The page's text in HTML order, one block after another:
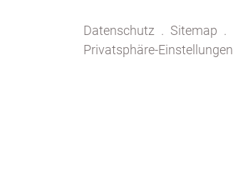
Datenschutz Sitemap
Privatsphäre-Einstellungen